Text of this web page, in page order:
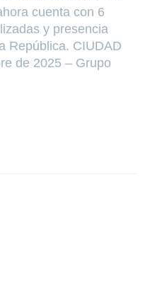
cuenta con 6
y presencia
República. CIUDAD
de 2025 – Grupo